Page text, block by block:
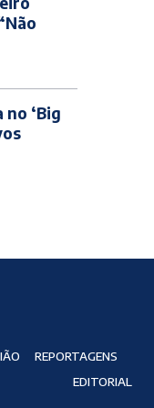
‘Big
REPORTAGENS
EDITORIAL